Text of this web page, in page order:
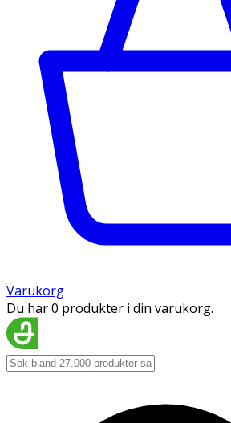
Varukorg
Du har 0 produkter i din varukorg.